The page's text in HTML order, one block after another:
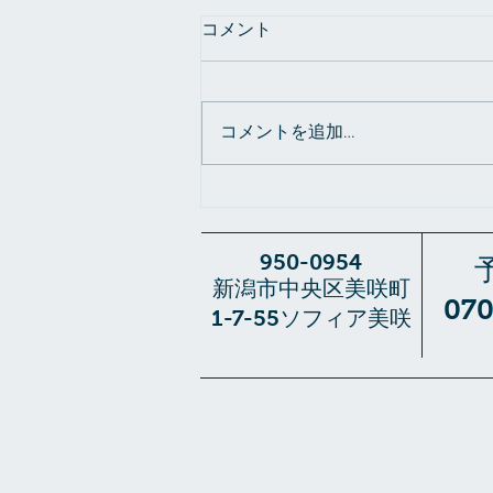
ました】
コメント
コメントを追加…
950-0954
新潟市中央区美咲町
1-7-55ソフィア美咲